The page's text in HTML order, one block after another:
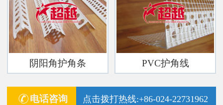
阴阳角护角条 PVC护角线
电话咨询 点击拨打热线:+86-024-22731962